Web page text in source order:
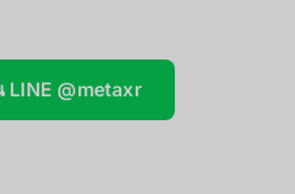
@metaxr